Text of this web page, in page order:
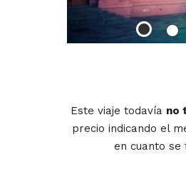
Este viaje todavía no
precio indicando el
en cuanto